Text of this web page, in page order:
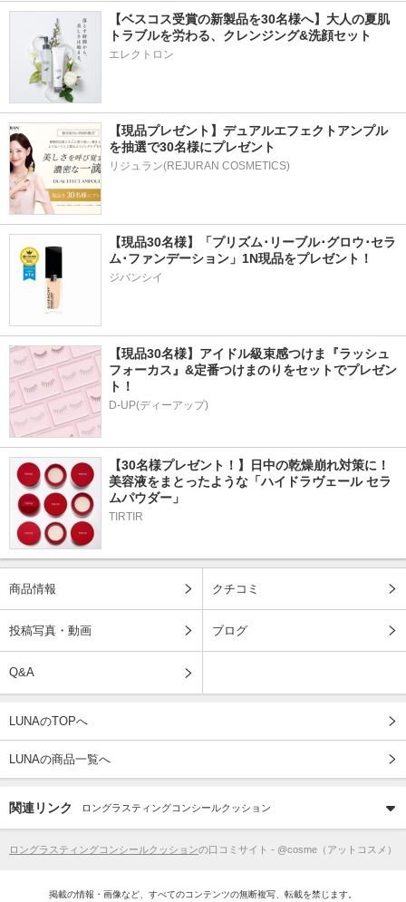
【ベスコス受賞の新製品を30名様へ】大人の夏肌
トラブルを労わる、クレンジング&洗顔セット
エレクトロン
【現品プレゼント】デュアルエフェクトアンプル
を抽選で30名様にプレゼント
リジュラン(REJURAN COSMETICS)
【現品30名様】「プリズム･リーブル･グロウ･セラ
ジバンシイ
【現品30名様】アイドル級束感つけま『ラッシュ
フォーカス』&定番つけまのりをセットでプレゼン
ト！
D-UP(ディーアップ)
【30名様プレゼント！】日中の乾燥崩れ対策に！
美容液をまとったような「ハイドラヴェール セラ
ムパウダー」
TIRTIR
商品情報 クチコミ
投稿写真・動画 ブログ
Q&A
LUNAのTOPへ
LUNAの商品一覧へ
関連リンク ロングラスティングコンシールクッション
ロングラスティングコンシールクッションの口コミサイト - @cosme（アットコスメ）
掲載の情報・画像など、すべてのコンテンツの無断複写、転載を禁じます。